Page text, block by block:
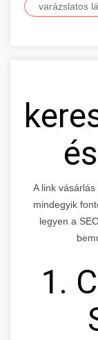
varázslatos
A link
mindegyik
legyen a
1.